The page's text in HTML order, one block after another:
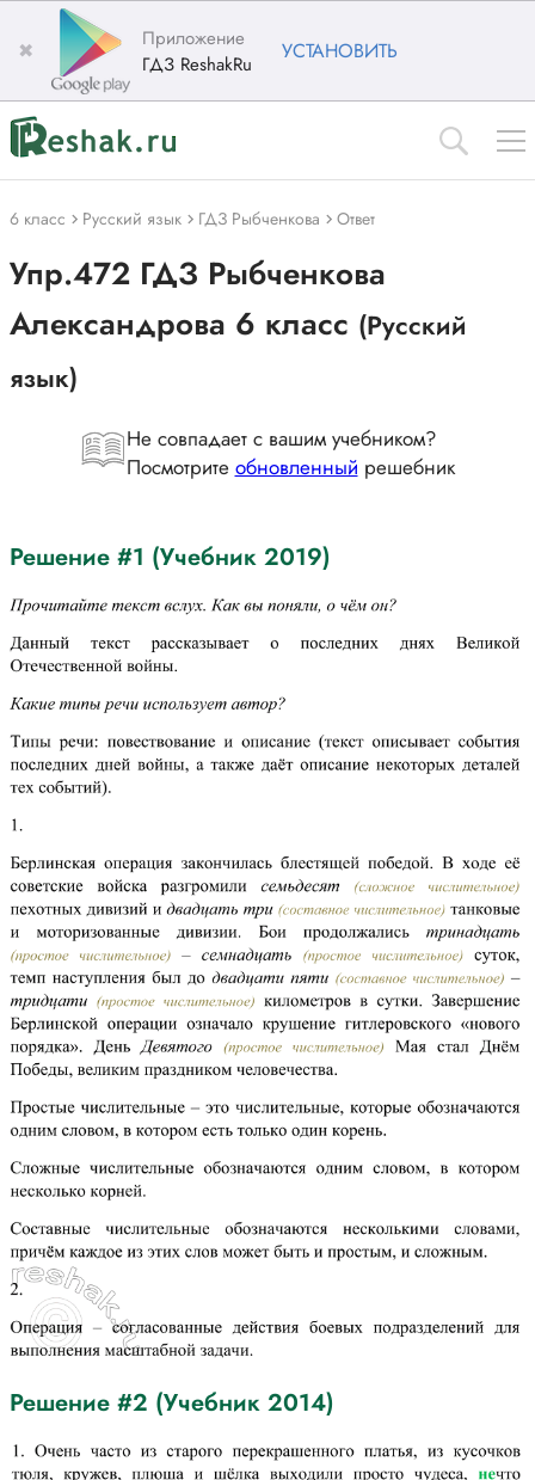
✖
Приложение
ГДЗ ReshakRu
УСТАНОВИТЬ
6 класс Русский язык ГДЗ Рыбченкова Ответ
Упр.472 ГДЗ Рыбченкова
Александрова 6 класс (Русский
язык)
Не совпадает с вашим учебником?
Посмотрите обновленный решебник
Решение #1 (Учебник 2019)
Решение #2 (Учебник 2014)